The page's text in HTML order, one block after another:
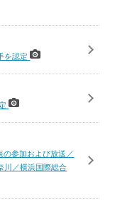
を認定
参加および放送／
／横浜国際総合